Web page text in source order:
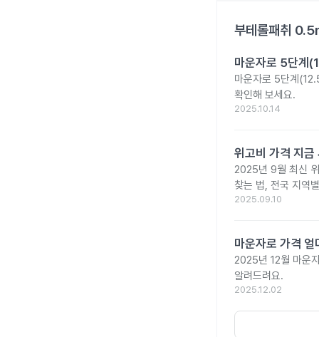
부테롤패취
마운자로 5단계
마운자로 5단계
확인해 보세요.
2025.10.14
위고비 가격 지금
2025년 9월 최신
찾는 법, 전국 지역
2025.09.10
마운자로 가격
2025년 12월 마운
알려드려요.
2025.12.02